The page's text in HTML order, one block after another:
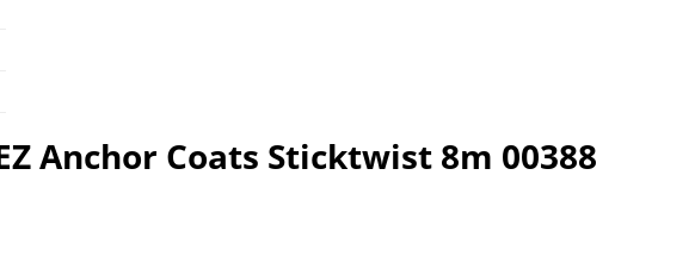
Anchor Coats Sticktwist 8m 00388